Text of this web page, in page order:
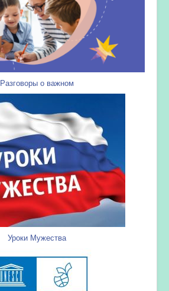
Разговоры о важном
Уроки Мужества